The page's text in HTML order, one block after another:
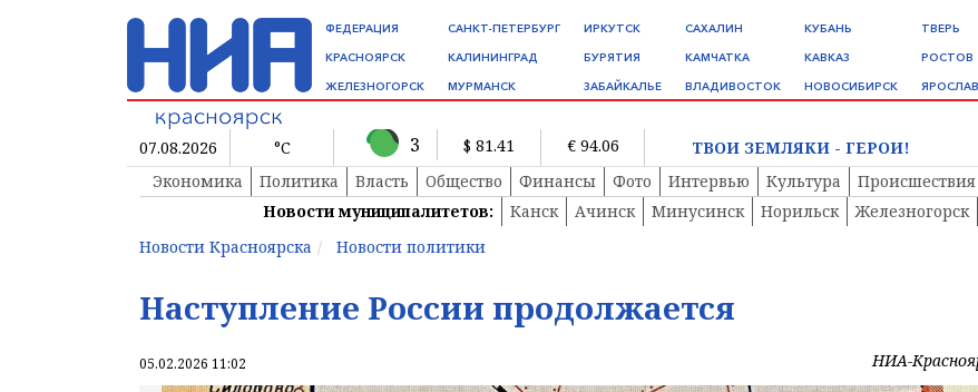
ФЕДЕРАЦИЯ
КРАСНОЯРСК
ЖЕЛЕЗНОГОРСК
САНКТ-ПЕТЕРБУРГ
КАЛИНИНГРАД
МУРМАНСК
ИРКУТСК
БУРЯТИЯ
ЗАБАЙКАЛЬЕ
САХАЛИН
КАМЧАТКА
ВЛАДИВОСТОК
КУБАНЬ
КАВКАЗ
НОВОСИБИРСК
ТВЕРЬ
РОСТОВ
07.08.2026 °C 3 $ 81.41 € 94.06
ТВОИ ЗЕМЛЯКИ - ГЕРОИ!
Экономика
Политика Власть Общество Финансы Фото Интервью Культура Происшествия
Новости муниципалитетов:
Канск Ачинск Минусинск Норильск Железногорск
Новости Красноярска
Новости политики
Наступление России продолжается
05.02.2026 11:02 НИА-